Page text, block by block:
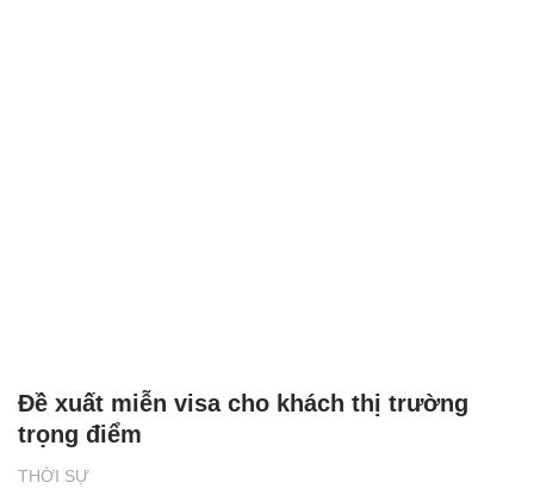
THỜI SỰ
Đề xuất miễn visa cho khách thị trường
trọng điểm